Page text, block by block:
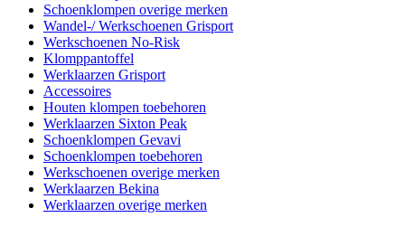
Schoenklompen overige merken
Wandel-/ Werkschoenen Grisport
Werkschoenen No-Risk
Klomppantoffel
Werklaarzen Grisport
Accessoires
Houten klompen toebehoren
Werklaarzen Sixton Peak
Schoenklompen Gevavi
Schoenklompen toebehoren
Werkschoenen overige merken
Werklaarzen Bekina
Werklaarzen overige merken